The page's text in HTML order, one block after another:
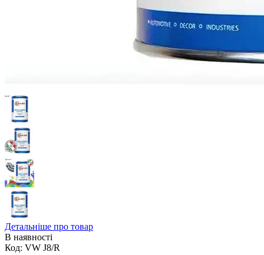
Детальніше про товар
В наявності
Код: VW J8/R